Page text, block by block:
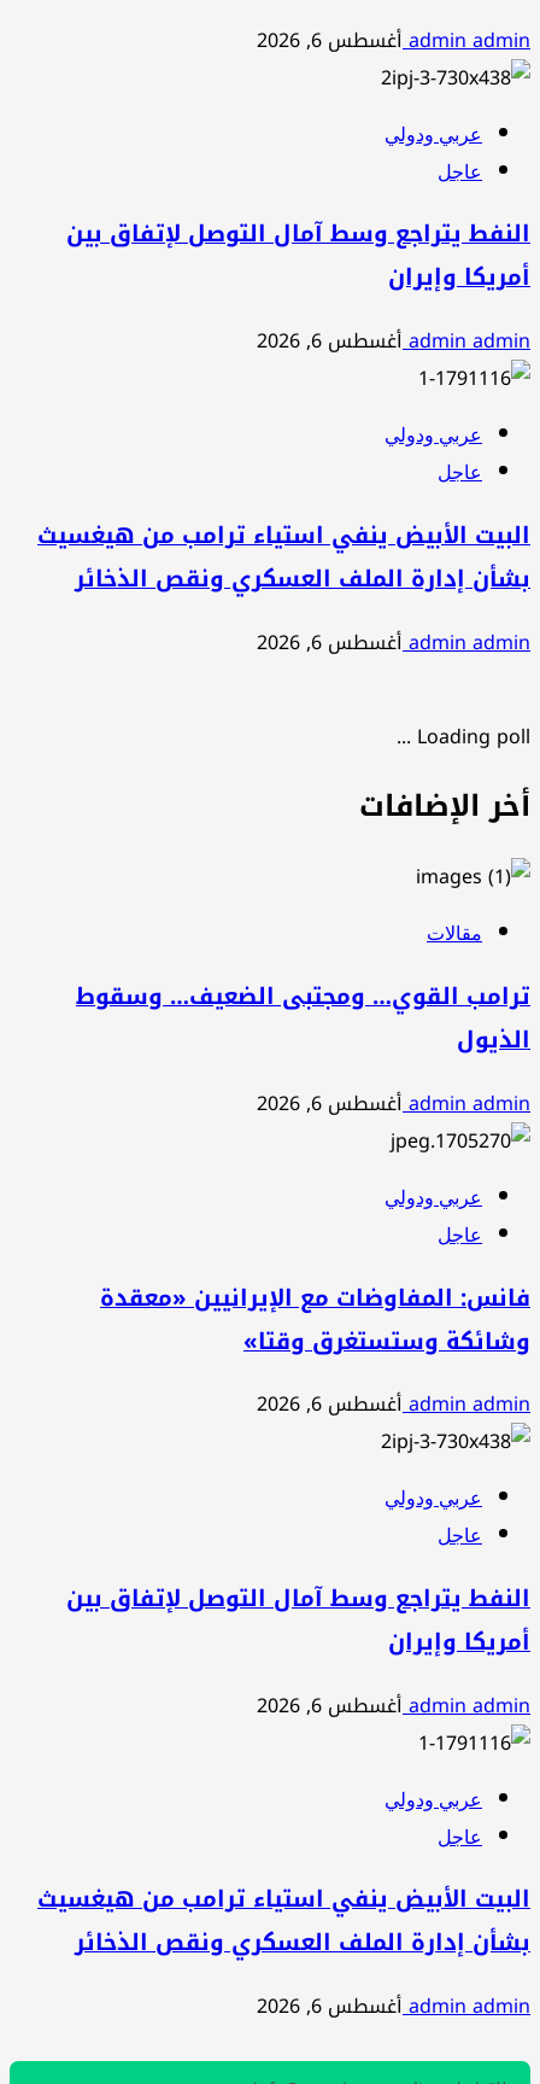
admin adminأغسطس 6, 2026
عربي ودولي
عاجل
النفط يتراجع وسط آمال التوصل لإتفاق بين
أمريكا وإيران
admin adminأغسطس 6, 2026
عربي ودولي
عاجل
البيت الأبيض ينفي استياء ترامب من هيغسيث
بشأن إدارة الملف العسكري ونقص الذخائر
admin adminأغسطس 6, 2026
Loading poll ...
أخر الإضافات
مقالات
ترامب القوي… ومجتبى الضعيف… وسقوط
الذيول
admin adminأغسطس 6, 2026
عربي ودولي
عاجل
فانس: المفاوضات مع الإيرانيين «معقدة
وشائكة وستستغرق وقتا»
admin adminأغسطس 6, 2026
عربي ودولي
عاجل
النفط يتراجع وسط آمال التوصل لإتفاق بين
أمريكا وإيران
admin adminأغسطس 6, 2026
عربي ودولي
عاجل
البيت الأبيض ينفي استياء ترامب من هيغسيث
بشأن إدارة الملف العسكري ونقص الذخائر
admin adminأغسطس 6, 2026